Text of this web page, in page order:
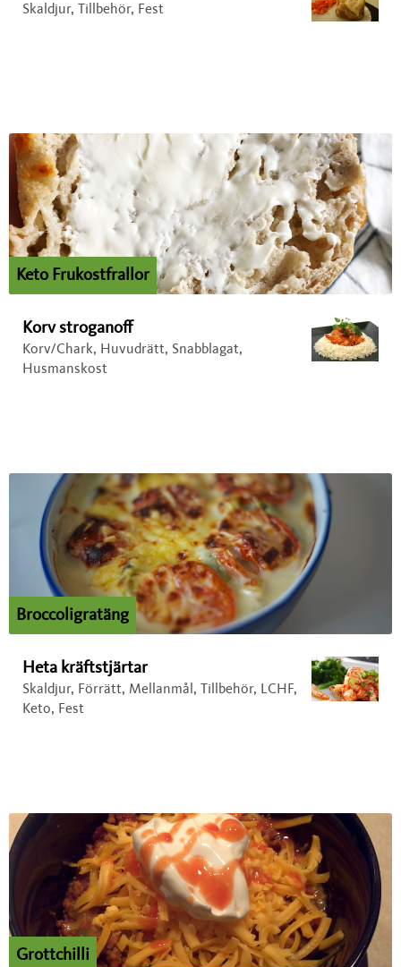
Skaldjur, Tillbehör, Fest
Keto Frukostfrallor
Korv stroganoff
Korv/Chark, Huvudrätt, Snabblagat,
Husmanskost
Broccoligratäng
Heta kräftstjärtar
Skaldjur, Förrätt, Mellanmål, Tillbehör, LCHF,
Keto, Fest
Grottchilli